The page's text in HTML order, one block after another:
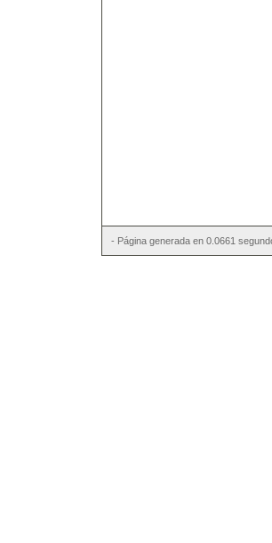
- Página generada en 0.0661